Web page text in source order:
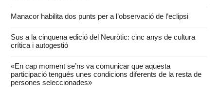
Manacor habilita dos punts per a l’observació de l’eclipsi
Sus a la cinquena edició del Neuròtic: cinc anys de cultura
crítica i autogestió
«En cap moment se’ns va comunicar que aquesta
participació tengués unes condicions diferents de la resta de
persones seleccionades»